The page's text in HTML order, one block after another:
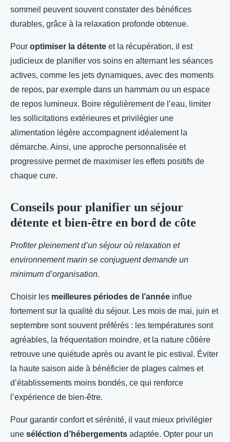
sommeil peuvent souvent constater des bénéfices
durables, grâce à la relaxation profonde obtenue.
Pour optimiser la détente et la récupération, il est
judicieux de planifier vos soins en alternant les séances
actives, comme les jets dynamiques, avec des moments
de repos, par exemple dans un hammam ou un espace
de repos lumineux. Boire régulièrement de l’eau, limiter
les sollicitations extérieures et privilégier une
alimentation légère accompagnent idéalement la
démarche. Ainsi, une approche personnalisée et
progressive permet de maximiser les effets positifs de
chaque cure.
Conseils pour planifier un séjour
détente et bien-être en bord de côte
Profiter pleinement d’un séjour où relaxation et
environnement marin se conjuguent demande un
minimum d’organisation.
Choisir les meilleures périodes de l’année influe
fortement sur la qualité du séjour. Les mois de mai, juin et
septembre sont souvent préférés : les températures sont
agréables, la fréquentation moindre, et la nature côtière
retrouve une quiétude après ou avant le pic estival. Éviter
la haute saison aide à bénéficier de plages calmes et
d’établissements moins bondés, ce qui renforce
l’expérience de bien-être.
Pour garantir confort et sérénité, il vaut mieux privilégier
une séléction d’hébergements adaptée. Opter pour un